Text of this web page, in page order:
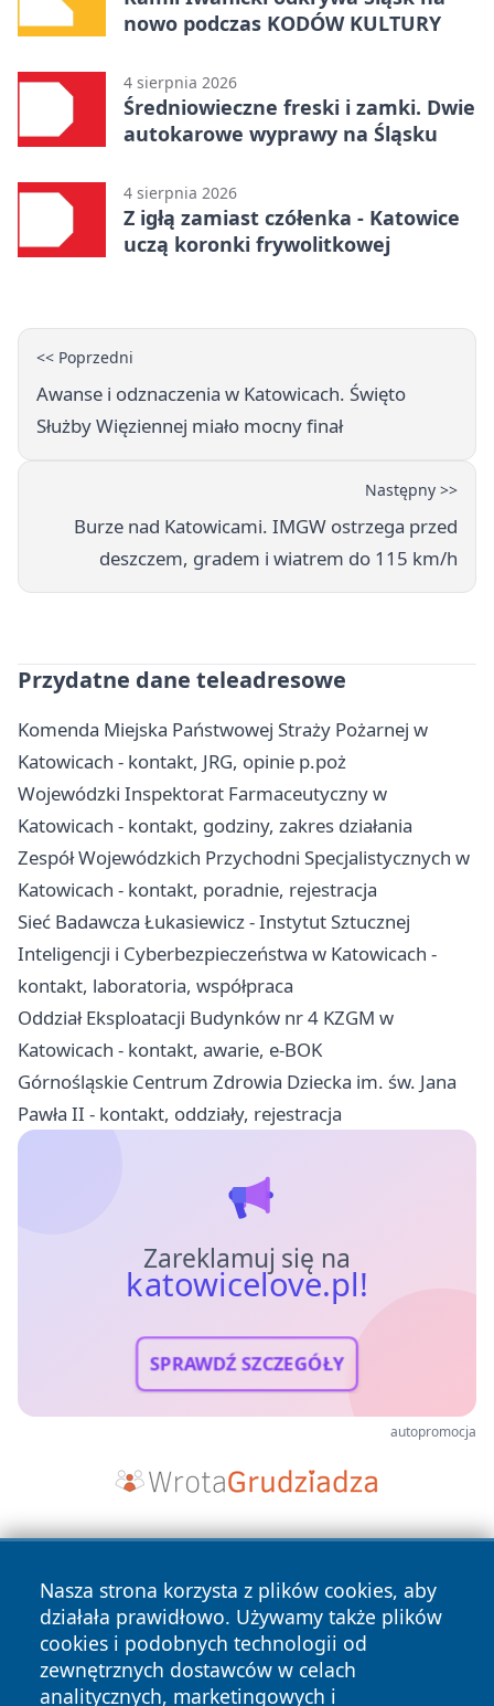
nowo podczas KODÓW KULTURY
4 sierpnia 2026
Średniowieczne freski i zamki. Dwie
autokarowe wyprawy na Śląsku
4 sierpnia 2026
Z igłą zamiast czółenka - Katowice
uczą koronki frywolitkowej
<< Poprzedni
Awanse i odznaczenia w Katowicach. Święto
Służby Więziennej miało mocny finał
Następny >>
Burze nad Katowicami. IMGW ostrzega przed
deszczem, gradem i wiatrem do 115 km/h
Przydatne dane teleadresowe
Komenda Miejska Państwowej Straży Pożarnej w
Katowicach - kontakt, JRG, opinie p.poż
Wojewódzki Inspektorat Farmaceutyczny w
Katowicach - kontakt, godziny, zakres działania
Zespół Wojewódzkich Przychodni Specjalistycznych w
Katowicach - kontakt, poradnie, rejestracja
Sieć Badawcza Łukasiewicz - Instytut Sztucznej
Inteligencji i Cyberbezpieczeństwa w Katowicach -
kontakt, laboratoria, współpraca
Oddział Eksploatacji Budynków nr 4 KZGM w
Katowicach - kontakt, awarie, e-BOK
Górnośląskie Centrum Zdrowia Dziecka im. św. Jana
Pawła II - kontakt, oddziały, rejestracja
Zareklamuj się na
katowicelove.pl!
SPRAWDŹ SZCZEGÓŁY
autopromocja
Nasza strona korzysta z plików cookies, aby
działała prawidłowo. Używamy także plików
cookies i podobnych technologii od
zewnętrznych dostawców w celach
analitycznych, marketingowych i
Copyright © 2026 katowicelove.pl Wszystkie prawa
zastrzeżone.